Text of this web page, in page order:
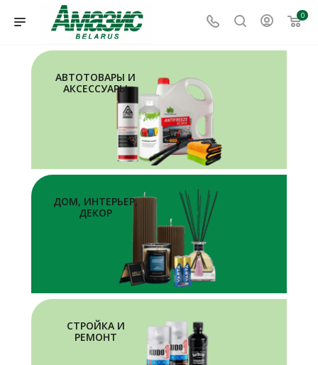
0
АВТОТОВАРЫ И
АКСЕССУАРЫ
ДОМ, ИНТЕРЬЕР,
ДЕКОР
СТРОЙКА И
РЕМОНТ